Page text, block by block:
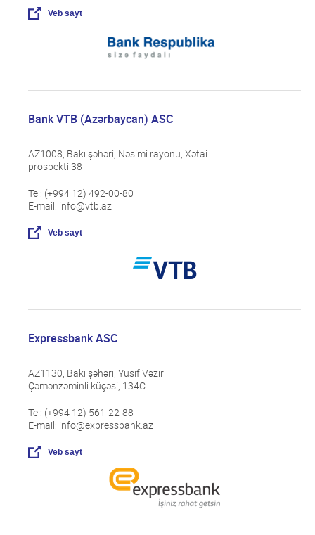
Veb sayt
Bank VTB (Azərbaycan) ASC
AZ1008, Bakı şəhəri, Nəsimi rayonu, Xətai
prospekti 38
Tel: (+994 12) 492-00-80
E-mail: info@vtb.az
Veb sayt
Expressbank ASC
AZ1130, Bakı şəhəri, Yusif Vəzir
Çəmənzəminli küçəsi, 134C
Tel: (+994 12) 561-22-88
E-mail: info@expressbank.az
Veb sayt